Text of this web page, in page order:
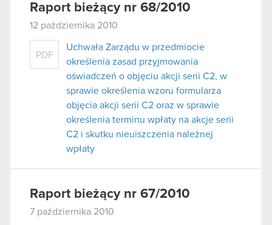
Raport bieżący nr 68/2010
12 października 2010
PDF
Uchwała Zarządu w przedmiocie
określenia zasad przyjmowania
oświadczeń o objęciu akcji serii C2, w
sprawie określenia wzoru formularza
objęcia akcji serii C2 oraz w sprawie
określenia terminu wpłaty na akcje serii
C2 i skutku nieuiszczenia należnej
wpłaty
Raport bieżący nr 67/2010
7 października 2010